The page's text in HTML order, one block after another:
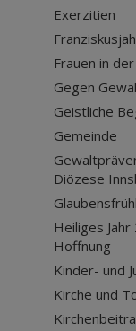
Exerzitien
Frauen in
Gegen
Geistliche
Gemeinde
Diözese
Heiliges
Hoffnung
Kinder- und
Kirche und